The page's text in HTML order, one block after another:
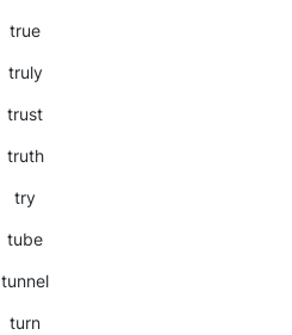
true
truly
trust
truth
try
tube
tunnel
turn